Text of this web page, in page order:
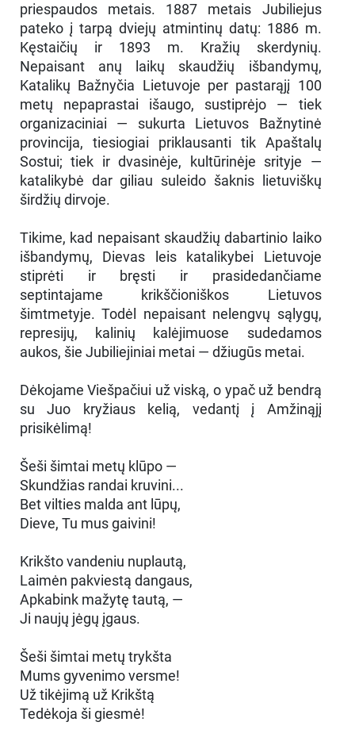
priespaudos metais. 1887 metais Jubiliejus
pateko į tarpą dviejų atmintinų datų: 1886 m.
Kęstaičių ir 1893 m. Kražių skerdynių.
Nepaisant anų laikų skaudžių išbandymų,
Katalikų Bažnyčia Lietuvoje per pastarąjį 100
metų nepaprastai išaugo, sustiprėjo — tiek
organizaciniai — sukurta Lietuvos Bažnytinė
provincija, tiesiogiai priklausanti tik Apaštalų
Sostui; tiek ir dvasinėje, kultūrinėje srityje —
katalikybė dar giliau suleido šaknis lietuviškų
širdžių dirvoje.
Tikime, kad nepaisant skaudžių dabartinio laiko
išbandymų, Dievas leis katalikybei Lietuvoje
stiprėti ir bręsti ir prasidedančiame
septintajame krikščioniškos Lietuvos
šimtmetyje. Todėl nepaisant nelengvų sąlygų,
represijų, kalinių kalėjimuose sudedamos
aukos, šie Jubiliejiniai metai — džiugūs metai.
Dėkojame Viešpačiui už viską, o ypač už bendrą
su Juo kryžiaus kelią, vedantį į Amžinąjį
prisikėlimą!
Šeši šimtai metų klūpo —
Skundžias randai kruvini...
Bet vilties malda ant lūpų,
Dieve, Tu mus gaivini!
Krikšto vandeniu nuplautą,
Laimėn pakviestą dangaus,
Apkabink mažytę tautą, —
Ji naujų jėgų įgaus.
Šeši šimtai metų trykšta
Mums gyvenimo versme!
Už tikėjimą už Krikštą
Tedėkoja ši giesmė!